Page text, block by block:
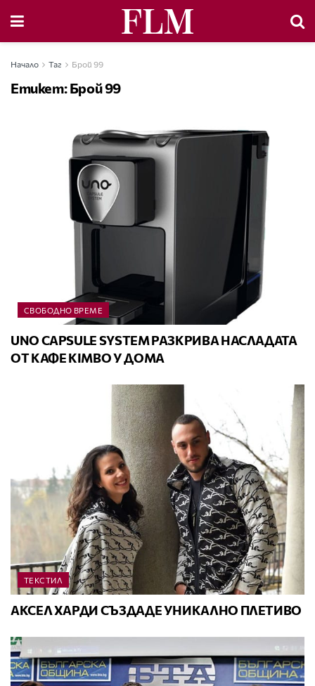
Начало Таг Брой 99
Етикет:Брой 99
СВОБОДНО ВРЕМЕ
UNO CAPSULE SYSTEM РАЗКРИВА НАСЛАДАТА
ОТ КАФЕ KIMBO У ДОМА
ТЕКСТИЛ
АКСЕЛ ХАРДИ СЪЗДАДЕ УНИКАЛНО ПЛЕТИВО